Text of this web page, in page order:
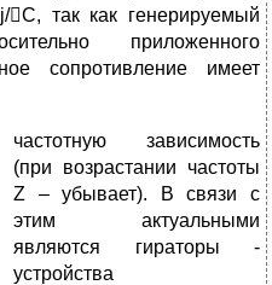
C, так как генерируемый
приложенного
сопротивление имеет
частотную зависимость
(при возрастании частоты
Z – убывает). В связи с
этим актуальными
являются гираторы -
устройства